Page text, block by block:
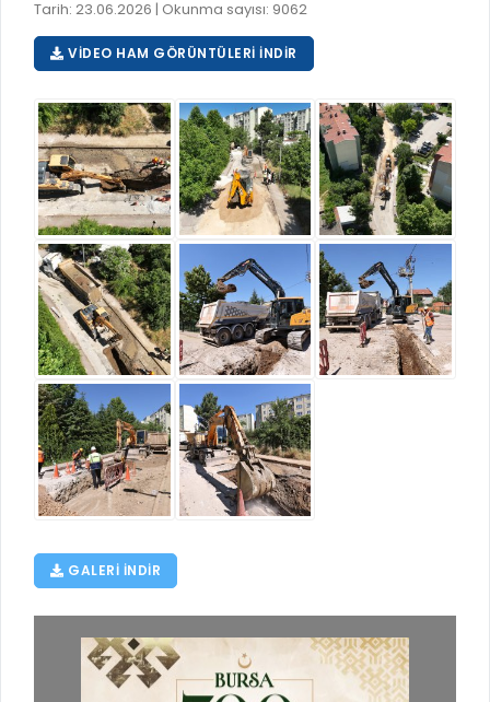
BURSA YAYINLARI
YÖNETİM SİSTEMLERİ
VİZYON & MİSYON
POLİTİKALARIMIZ
ENTEGRE YÖNETIM SISTEMI
KALITE BELGELERIMIZ
KVKK AYDINLATMA METNI
YÖNETMELIKLER / YÖNERGELER
KAMU HİZMET STANDARTLARI (KAHİS)
WEB - MOBIL UYGULAMALARIMIZ
KURUM İÇİ UYGULAMALAR
E-DEVLET KAPISI
NÖBETÇİ ECZANELER
HAL FİYATLARI
SANAL TURLAR
KURUMLAR
RUHSATLI HAFRİYAT ALANLARI
ŞİKAYET TAKİBİ (KURUMLAR)
MÜHENDİS, MİMAR VE SÜRVEYAN KAYITLARI (İLÇE
MÜHENDİS, MİMAR VE SÜRVEYAN KAYITLARI
VEFAT KAYDI GİRİŞİ (İLÇE BELEDİYELER)
YER SEÇİM BELGESİ, MOBİL VE SAHA DOLABI BAŞVURULARI
GÜNLÜK KAZI ÇALIŞMALARI
TARIMSAL AMAÇLI METEOROLOJİ İSTASYON VERİLERİ
Tarih: 23.06.2026 | Okunma sayısı: 9062
VIDEO HAM GÖRÜNTÜLERI İNDIR
GALERI INDIR